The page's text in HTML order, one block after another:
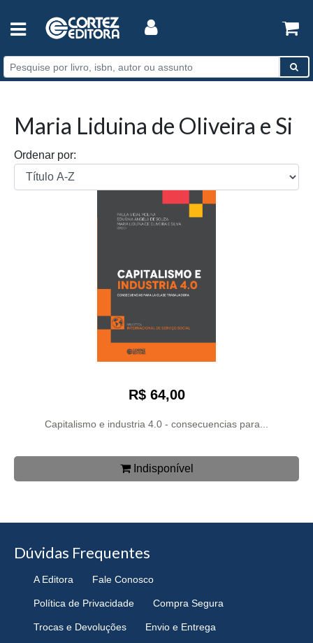
Maria Liduina de Oliveira e Si
Ordenar por:
R$ 64,00
Capitalismo e industria 4.0 - consecuencias para...
Indisponível
Dúvidas Frequentes
A Editora Fale Conosco
Política de Privacidade Compra Segura
Trocas e Devoluções Envio e Entrega